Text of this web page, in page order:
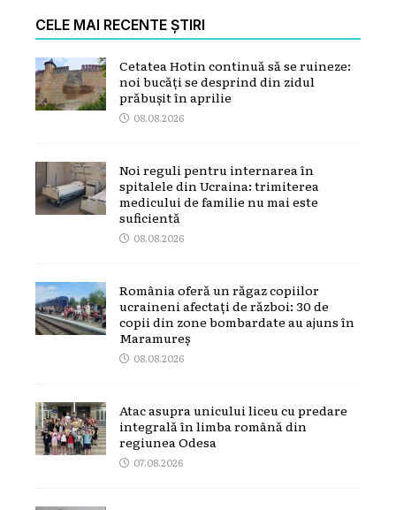
CELE MAI RECENTE ȘTIRI
Cetatea Hotin continuă să se ruineze:
noi bucăți se desprind din zidul
prăbușit în aprilie
08.08.2026
Noi reguli pentru internarea în
spitalele din Ucraina: trimiterea
medicului de familie nu mai este
suficientă
08.08.2026
România oferă un răgaz copiilor
ucraineni afectați de război: 30 de
copii din zone bombardate au ajuns în
Maramureș
08.08.2026
Atac asupra unicului liceu cu predare
integrală în limba română din
regiunea Odesa
07.08.2026